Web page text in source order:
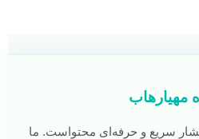
مهیارهاب
سریع و حرفه‌ای محتواست. ما